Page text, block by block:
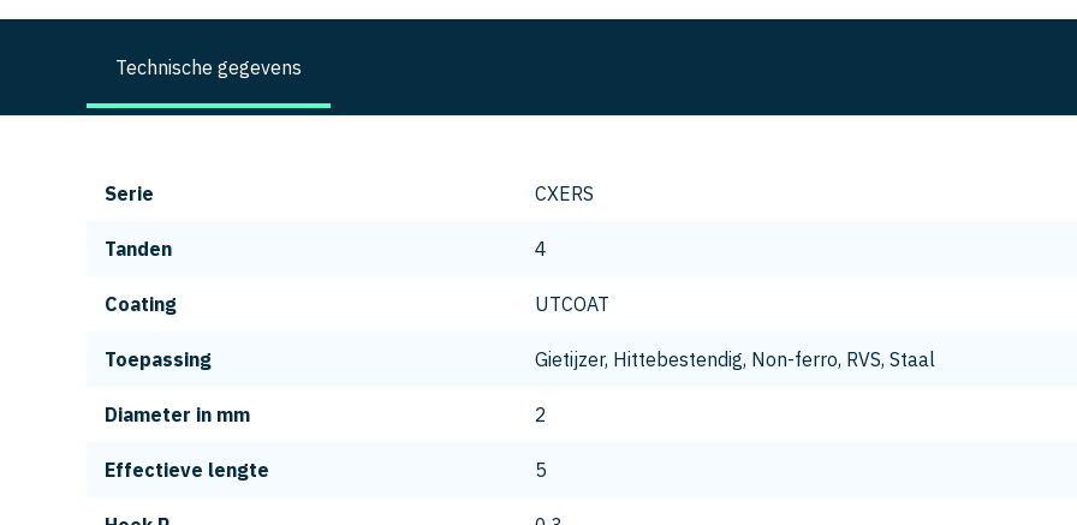
Technische gegevens
Serie CXERS
Tanden 4
Coating UTCOAT
Toepassing Gietijzer, Hittebestendig, Non-ferro, RVS, Staal
Diameter in mm 2
Effectieve lengte 5